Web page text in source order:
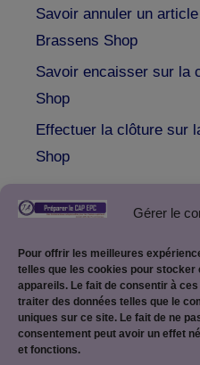
Gérer le
Pour offrir les meilleures
telles que les cookies pour
appareils. Le fait de consentir à
traiter des données telles que le
uniques sur ce site. Le fait de ne
consentement peut avoir un effet
et fonctions.
Savoir annuler un
Brassens Shop
Savoir encaisser sur la
Shop
Effectuer la clôture sur
Shop